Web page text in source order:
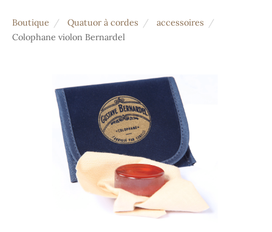
Boutique Quatuor à cordes
accessoires
Colophane violon Bernardel